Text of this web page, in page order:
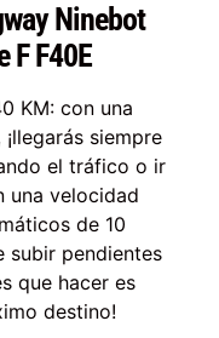
Ninebot
F F40E
KM: con una
siempre
el tráfico o ir
una velocidad
de 10
subir pendientes
que hacer es
destino!